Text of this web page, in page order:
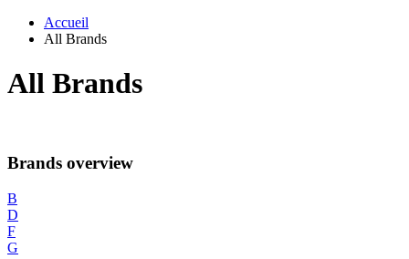
Accueil
All Brands
All Brands
Brands overview
B
D
F
G